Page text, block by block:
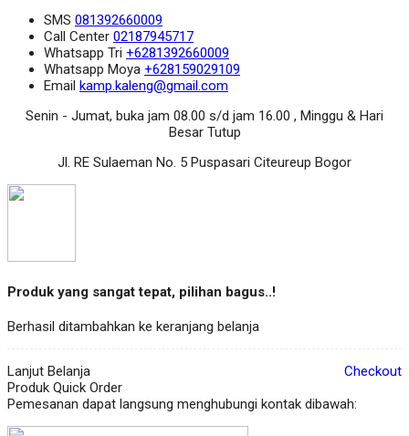
SMS 081392660009
Call Center 02187945717
Whatsapp Tri +6281392660009
Whatsapp Moya +628159029109
Email kamp.kaleng@gmail.com
Senin - Jumat, buka jam 08.00 s/d jam 16.00 , Minggu & Hari
Besar Tutup
Jl. RE Sulaeman No. 5 Puspasari Citeureup Bogor
Produk yang sangat tepat, pilihan bagus..!
Berhasil ditambahkan ke keranjang belanja
Lanjut Belanja
Checkout
Produk Quick Order
Pemesanan dapat langsung menghubungi kontak dibawah: